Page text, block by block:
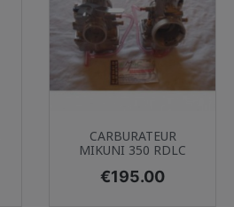
CARBURATEUR
MIKUNI 350 RDLC
Price
€195.00